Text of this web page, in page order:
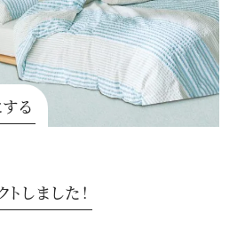
る
しました！